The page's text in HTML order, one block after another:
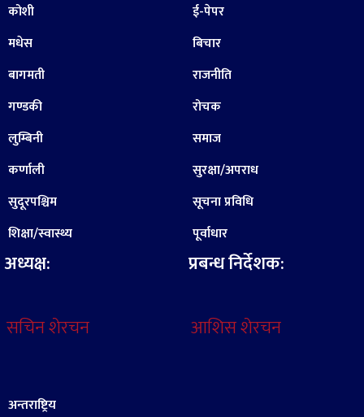
कोशी
मधेस
बागमती
गण्डकी
लुम्बिनी
कर्णाली
सुदूरपश्चिम
शिक्षा/स्वास्थ्य
अध्यक्ष:
सचिन शेरचन
ई-पेपर
बिचार
राजनीति
रोचक
समाज
सुरक्षा/अपराध
सूचना प्रविधि
पूर्वाधार
प्रबन्ध निर्देशक:
आशिस शेरचन
अन्तराष्ट्रिय